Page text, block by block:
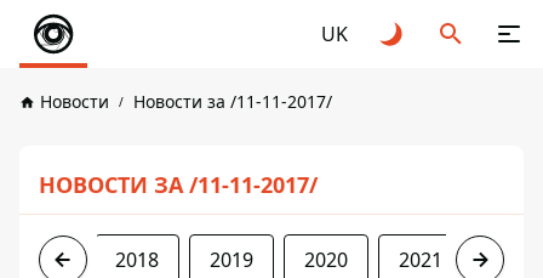
UK
Новости Новости за /11-11-2017/
НОВОСТИ ЗА /11-11-2017/
2017 2018 2019 2020 2021 2022